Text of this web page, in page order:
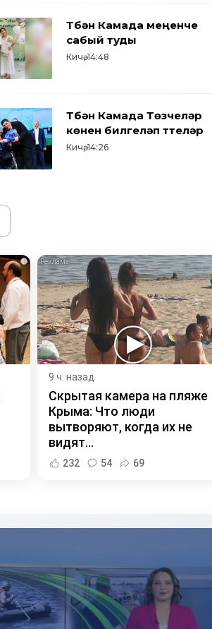
Түбән Камада меңенче
сабый туды
Кичә, 14:48
Түбән Камада Төзүчеләр
көнен билгеләп үттеләр
Кичә, 14:26
i
9 ч. назад
Скрытая камера на пляже
Крыма: Что люди
вытворяют, когда их не
видят...
232 54 69